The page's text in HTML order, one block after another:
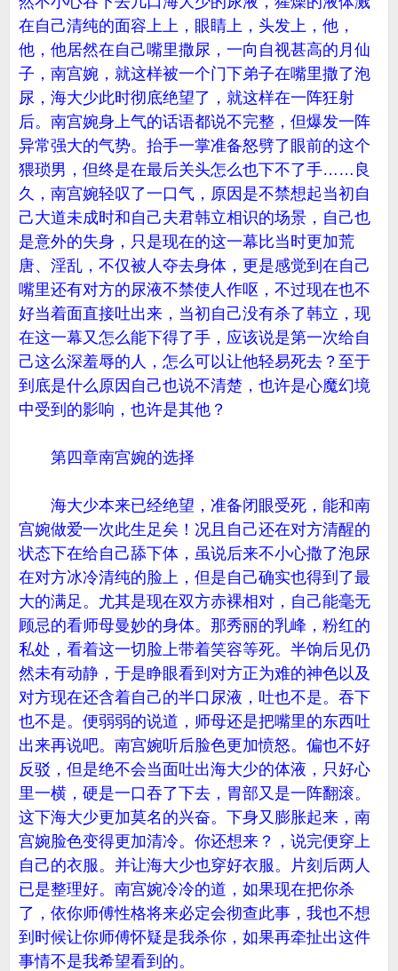
在自己清纯的面容上上，眼睛上，头发上，他，
他，他居然在自己嘴里撒尿，一向自视甚高的月仙
子，南宫婉，就这样被一个门下弟子在嘴里撒了泡
尿，海大少此时彻底绝望了，就这样在一阵狂射
后。南宫婉身上气的话语都说不完整，但爆发一阵
异常强大的气势。抬手一掌准备怒劈了眼前的这个
猥琐男，但终是在最后关头怎么也下不了手……良
久，南宫婉轻叹了一口气，原因是不禁想起当初自
己大道未成时和自己夫君韩立相识的场景，自己也
是意外的失身，只是现在的这一幕比当时更加荒
唐、淫乱，不仅被人夺去身体，更是感觉到在自己
嘴里还有对方的尿液不禁使人作呕，不过现在也不
好当着面直接吐出来，当初自己没有杀了韩立，现
在这一幕又怎么能下得了手，应该说是第一次给自
己这么深羞辱的人，怎么可以让他轻易死去？至于
到底是什么原因自己也说不清楚，也许是心魔幻境
中受到的影响，也许是其他？
第四章南宫婉的选择
海大少本来已经绝望，准备闭眼受死，能和南
宫婉做爱一次此生足矣！况且自己还在对方清醒的
状态下在给自己舔下体，虽说后来不小心撒了泡尿
在对方冰冷清纯的脸上，但是自己确实也得到了最
大的满足。尤其是现在双方赤裸相对，自己能毫无
顾忌的看师母曼妙的身体。那秀丽的乳峰，粉红的
私处，看着这一切脸上带着笑容等死。半饷后见仍
然未有动静，于是睁眼看到对方正为难的神色以及
对方现在还含着自己的半口尿液，吐也不是。吞下
也不是。便弱弱的说道，师母还是把嘴里的东西吐
出来再说吧。南宫婉听后脸色更加愤怒。偏也不好
反驳，但是绝不会当面吐出海大少的体液，只好心
里一横，硬是一口吞了下去，胃部又是一阵翻滚。
这下海大少更加莫名的兴奋。下身又膨胀起来，南
宫婉脸色变得更加清冷。你还想来？，说完便穿上
自己的衣服。并让海大少也穿好衣服。片刻后两人
已是整理好。南宫婉冷冷的道，如果现在把你杀
了，依你师傅性格将来必定会彻查此事，我也不想
到时候让你师傅怀疑是我杀你，如果再牵扯出这件
事情不是我希望看到的。